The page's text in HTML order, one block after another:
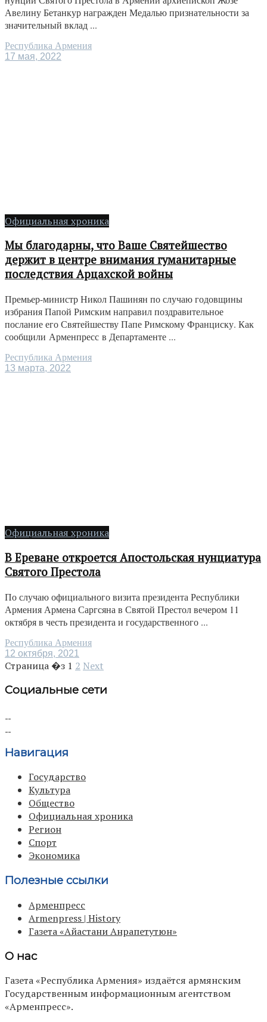
Авелину Бетанкур награжден Медалью признательности за
значительный вклад ...
Республика Армения
17 мая, 2022
Официальная хроника
Мы благодарны, что Ваше Святейшество
держит в центре внимания гуманитарные
последствия Арцахской войны
Премьер-министр Никол Пашинян по случаю годовщины
избрания Папой Римским направил поздравительное
послание его Святейшеству Папе Римскому Франциску. Как
сообщили Арменпресс в Департаменте ...
Республика Армения
13 марта, 2022
Официальная хроника
В Ереване откроется Апостольская нунциатура
Святого Престола
По случаю официального визита президента Республики
Армения Армена Саргсяна в Святой Престол вечером 11
октября в честь президента и государственного ...
Республика Армения
12 октября, 2021
Страница �з 1 2 Next
Социальные сети
Навигация
Государство
Культура
Общество
Официальная хроника
Регион
Спорт
Экономика
Полезные ссылки
Арменпресс
Armenpress | History
Газета «Айастани Анрапетутюн»
О нас
Газета «Республика Армения» издаётся армянским
Государственным информационным агентством
«Арменпресс».